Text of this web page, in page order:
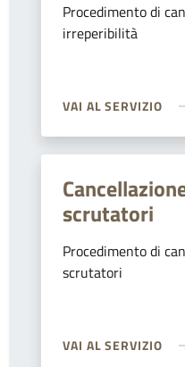
Procedimento di
irreperibilità
VAI AL SERVIZIO
scrutatori
Procedimento di
scrutatori
VAI AL SERVIZIO